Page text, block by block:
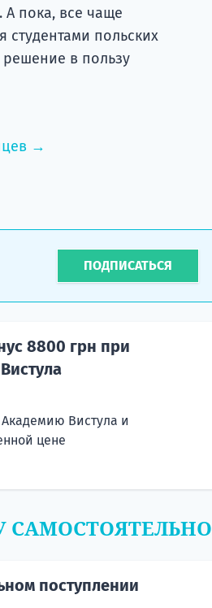
А пока, все чаще
студентами польских
в пользу
→
ПОДПИСАТЬСЯ
8800 грн при
Академию Вистула и
цене
САМОСТОЯТЕЛЬНО
поступлении